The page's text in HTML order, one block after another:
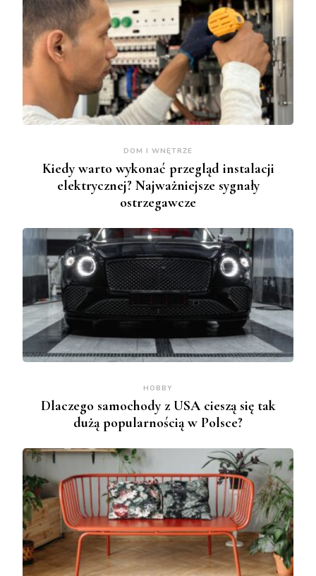
DOM I WNĘTRZE
Kiedy warto wykonać przegląd instalacji
elektrycznej? Najważniejsze sygnały
ostrzegawcze
HOBBY
Dlaczego samochody z USA cieszą się tak
dużą popularnością w Polsce?